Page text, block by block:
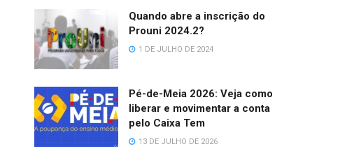
Quando abre a inscrição do
Prouni 2024.2?
1 DE JULHO DE 2024
Pé-de-Meia 2026: Veja como
liberar e movimentar a conta
pelo Caixa Tem
13 DE JULHO DE 2026